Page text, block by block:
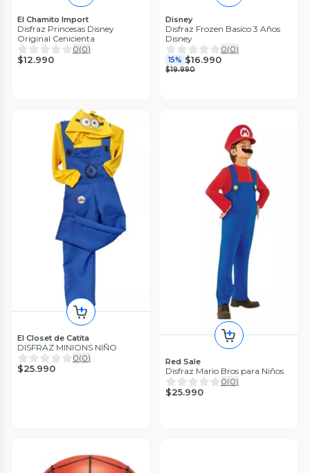
El Chamito Import
Disfraz Princesas Disney
Original Cenicienta
0(0)
$12.990
Disney
Disfraz Frozen Basico 3 Años
Disney
0(0)
15% $16.990
$19.990
El Closet de Catita
DISFRAZ MINIONS NIÑO
0(0)
$25.990
Red Sale
Disfraz Mario Bros para Niños
0(0)
$25.990